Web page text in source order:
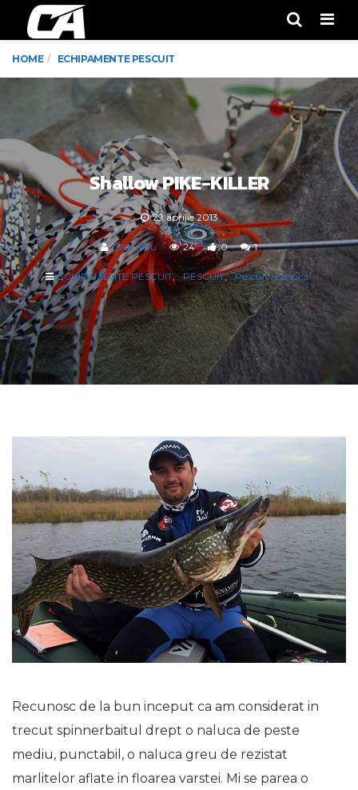
HOME ECHIPAMENTE PESCUIT
Shallow PIKE-KILLER
29 aprilie 2013
cristi.albu 24 0 1
ECHIPAMENTE PESCUIT PESCUIT Pescuit la stiuca
Recunosc de la bun inceput ca am considerat in
trecut spinnerbaitul drept o naluca de peste
mediu, punctabil, o naluca greu de rezistat
marlitelor aflate in floarea varstei. Mi se parea o